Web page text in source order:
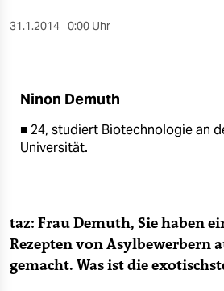
verlag
fragen & hilfe
unterstützen
31.1.2014 0:00 Uhr
Ninon Demuth
■ 24, studiert Biotechnologie an
Universität.
taz: Frau Demuth, Sie haben
Rezepten von Asylbewerbern
gemacht. Was ist die